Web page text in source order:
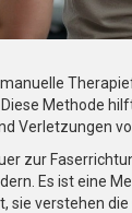
Methode
Verletzungen
zur
Es ist eine
sie verstehen die